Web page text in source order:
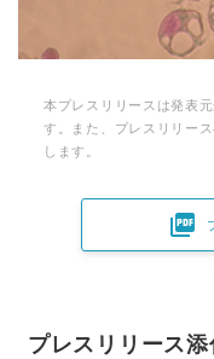
本プレスリリースは発表
す。また、プレスリリー
します。

プレスリリース